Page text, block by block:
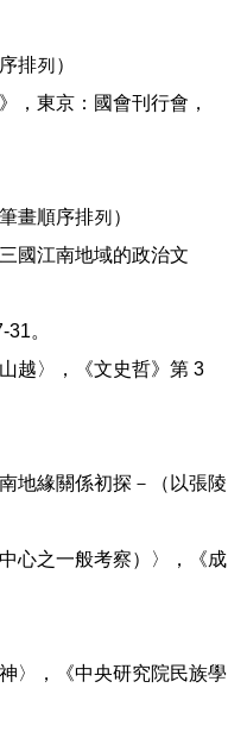
排列）
，東京：國會刊行會，
畫順序排列）
國江南地域的政治文
。
越〉，《文史哲》第 3
地緣關係初探－（以張陵
心之一般考察）〉，《成
〉，《中央研究院民族學